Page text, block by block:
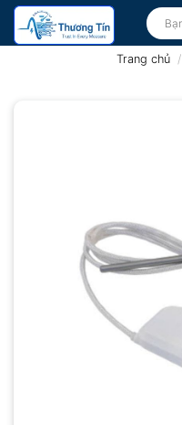
Bỏ
qua
Tìm
kiếm:
Trang chủ /